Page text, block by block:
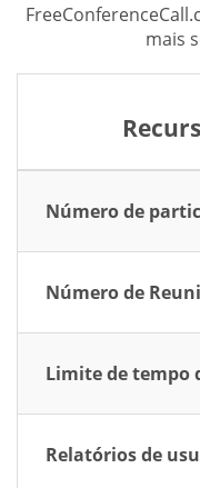
mais
Número de
Número de
Limite de tempo
Relatórios de